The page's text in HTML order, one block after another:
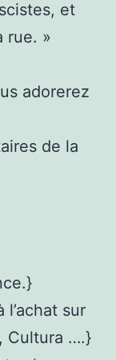
et
rue. »
adorerez
de la
l’achat sur
Cultura ….}